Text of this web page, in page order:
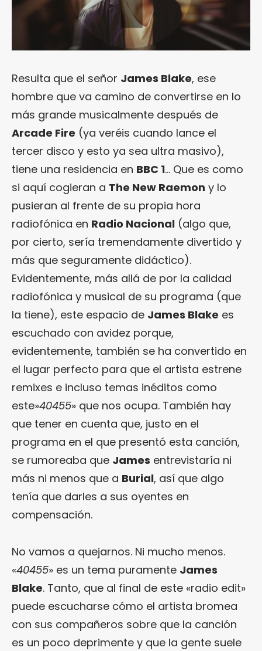
Resulta que el señor James Blake, ese
hombre que va camino de convertirse en lo
más grande musicalmente después de
Arcade Fire (ya veréis cuando lance el
tercer disco y esto ya sea ultra masivo),
tiene una residencia en BBC 1… Que es como
si aquí cogieran a The New Raemon y lo
pusieran al frente de su propia hora
radiofónica en Radio Nacional (algo que,
por cierto, sería tremendamente divertido y
más que seguramente didáctico).
Evidentemente, más allá de por la calidad
radiofónica y musical de su programa (que
la tiene), este espacio de James Blake es
escuchado con avidez porque,
evidentemente, también se ha convertido en
el lugar perfecto para que el artista estrene
remixes e incluso temas inéditos como
este»40455» que nos ocupa. También hay
que tener en cuenta que, justo en el
programa en el que presentó esta canción,
se rumoreaba que James entrevistaría ni
más ni menos que a Burial, así que algo
tenía que darles a sus oyentes en
compensación.
No vamos a quejarnos. Ni mucho menos.
«40455» es un tema puramente James
Blake. Tanto, que al final de este «radio edit»
puede escucharse cómo el artista bromea
con sus compañeros sobre que la canción
es un poco deprimente y que la gente suele